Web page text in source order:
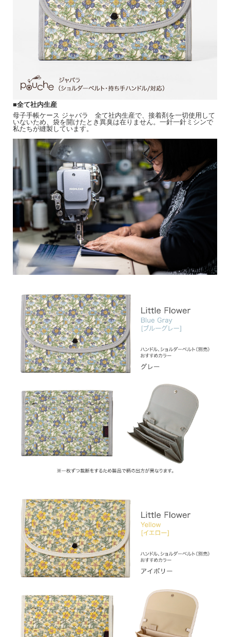
■全て社内生産
母子手帳ケース ジャバラ 全て社内生産で、接着剤を一切使用して
いないため、袋を開けたとき異臭は在りません。一針一針ミシンで
私たちが縫製しています。